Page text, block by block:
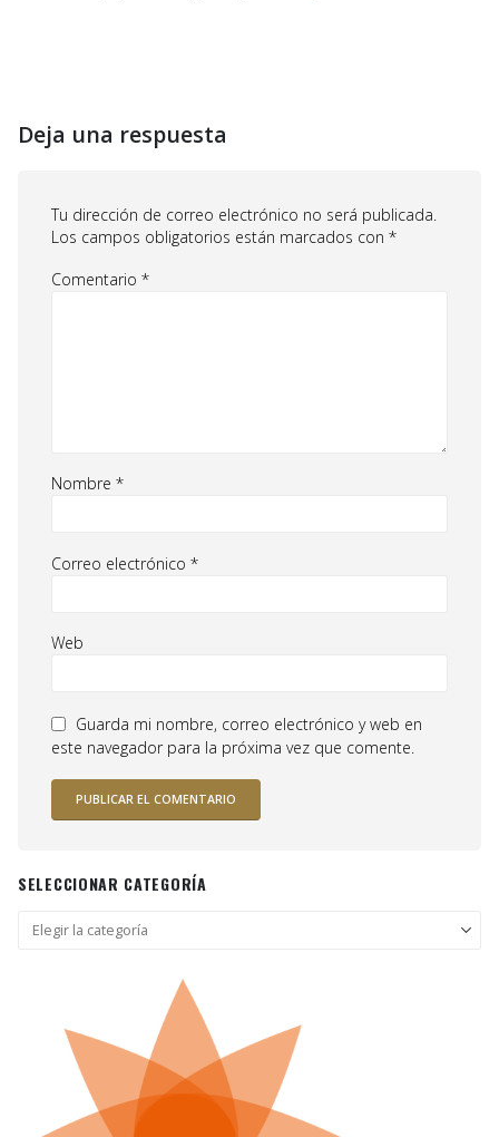
Deja una respuesta
Tu dirección de correo electrónico no será publicada.
Los campos obligatorios están marcados con *
Comentario *
Nombre *
Correo electrónico *
Web
Guarda mi nombre, correo electrónico y web en
este navegador para la próxima vez que comente.
SELECCIONAR CATEGORÍA
Seleccionar
categoría